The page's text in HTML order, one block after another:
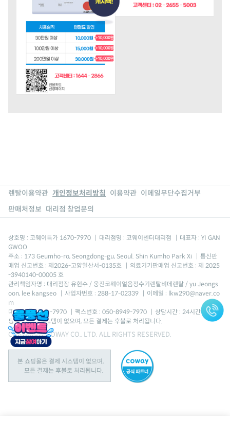
렌탈이용약관 개인정보처리방침 이용약관 이메일무단수집거부
판매처정보 대리점 창업문의
상호명 : 코웨이특가 1670-7970 | 대리점명 : 코웨이센터대리점 | 대표자 : YI GAN
GWOO
주소 : 173 Geumho-ro, Seongdong-gu, Seoul. Shin Kumho Park Xi
| 통신판
매업 신고번호 : 제2026-고양일산서-0135호
| 의료기기판매업 신고번호 : 제 2025
-3940140-00005 호
관리책임자명 : 대리점장 유현수 / 웅진코웨이얼음정수기렌탈비데렌탈 / yu Jeongs
oon, lee kangseo | 사업자번호 : 288-17-02339 | 이메일 : lkw290@naver.co
m
대표번호 : 1670-7970 | 팩스번호 : 050-8949-7970 | 상담시간 : 24시간 *본 쇼
핑몰은 결제 시스템이 없으며, 모든 결제는 후불로 처리됩니다.
COPYRIGHT COWAY CO., LTD. ALL RIGHTS RESERVED.
본 쇼핑몰은 결제 시스템이 없으며,
모든 결제는 후불로 처리됩니다.